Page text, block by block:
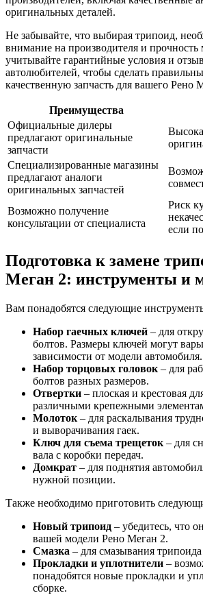
оригинальных деталей.
Не забывайте, что выбирая трипоид,
внимание на производителя и прочность
учитывайте гарантийные условия и
автолюбителей, чтобы сделать
качественную запчасть для вашего Рено
Преимущества
Официальные дилеры
предлагают оригинальные
запчасти
Специализированные магазины
предлагают аналоги
оригинальных запчастей
Возможно получение
консультации от специалиста
Риск
если
Подготовка к замене
Меган 2: инструменты и
Вам понадобятся следующие
Набор гаечных ключей – для
болтов. Размеры ключей могут
зависимости от модели автомобиля.
Набор торцовых головок – для
болтов разных размеров.
Отвертки – плоская и крестовая
различными крепежными
Молоток – для раскалывания
и выворачивания гаек.
Ключ для съема трещеток – для
вала с коробки передач.
Домкрат – для поднятия
нужной позиции.
Также необходимо приготовить
Новый трипоид – убедитесь, что
вашей модели Рено Меган 2.
Смазка – для смазывания
Прокладки и уплотнители –
понадобятся новые прокладки и
сборке.